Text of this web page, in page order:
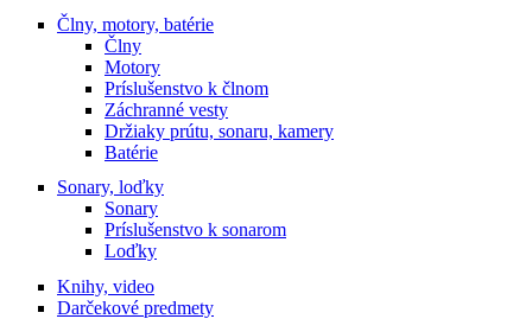
Člny, motory, batérie
Člny
Motory
Príslušenstvo k člnom
Záchranné vesty
Držiaky prútu, sonaru, kamery
Batérie
Sonary, loďky
Sonary
Príslušenstvo k sonarom
Loďky
Knihy, video
Darčekové predmety